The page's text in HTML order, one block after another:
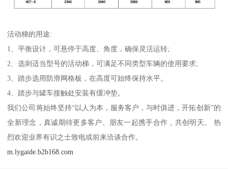
活动梯的用途:
1、平衡设计，可悬停于高度、角度，确保灵活运转;
2、选则适当型号的活动梯，可满足不同类型车辆的使用要求;
3、踏步选用防滑网格板，在高度可始终保持水平。
4、踏步与罐车接触处安装有缓冲垫。
我们公司将始终坚持“以人为本，服务客户，与时俱进，开拓创新”的
全新理念，真诚期待更多客户、朋友一起携手合作，共创明天。 热
烈欢迎业界有识之士致电或前来洽谈合作。
m.lygaide.b2b168.com